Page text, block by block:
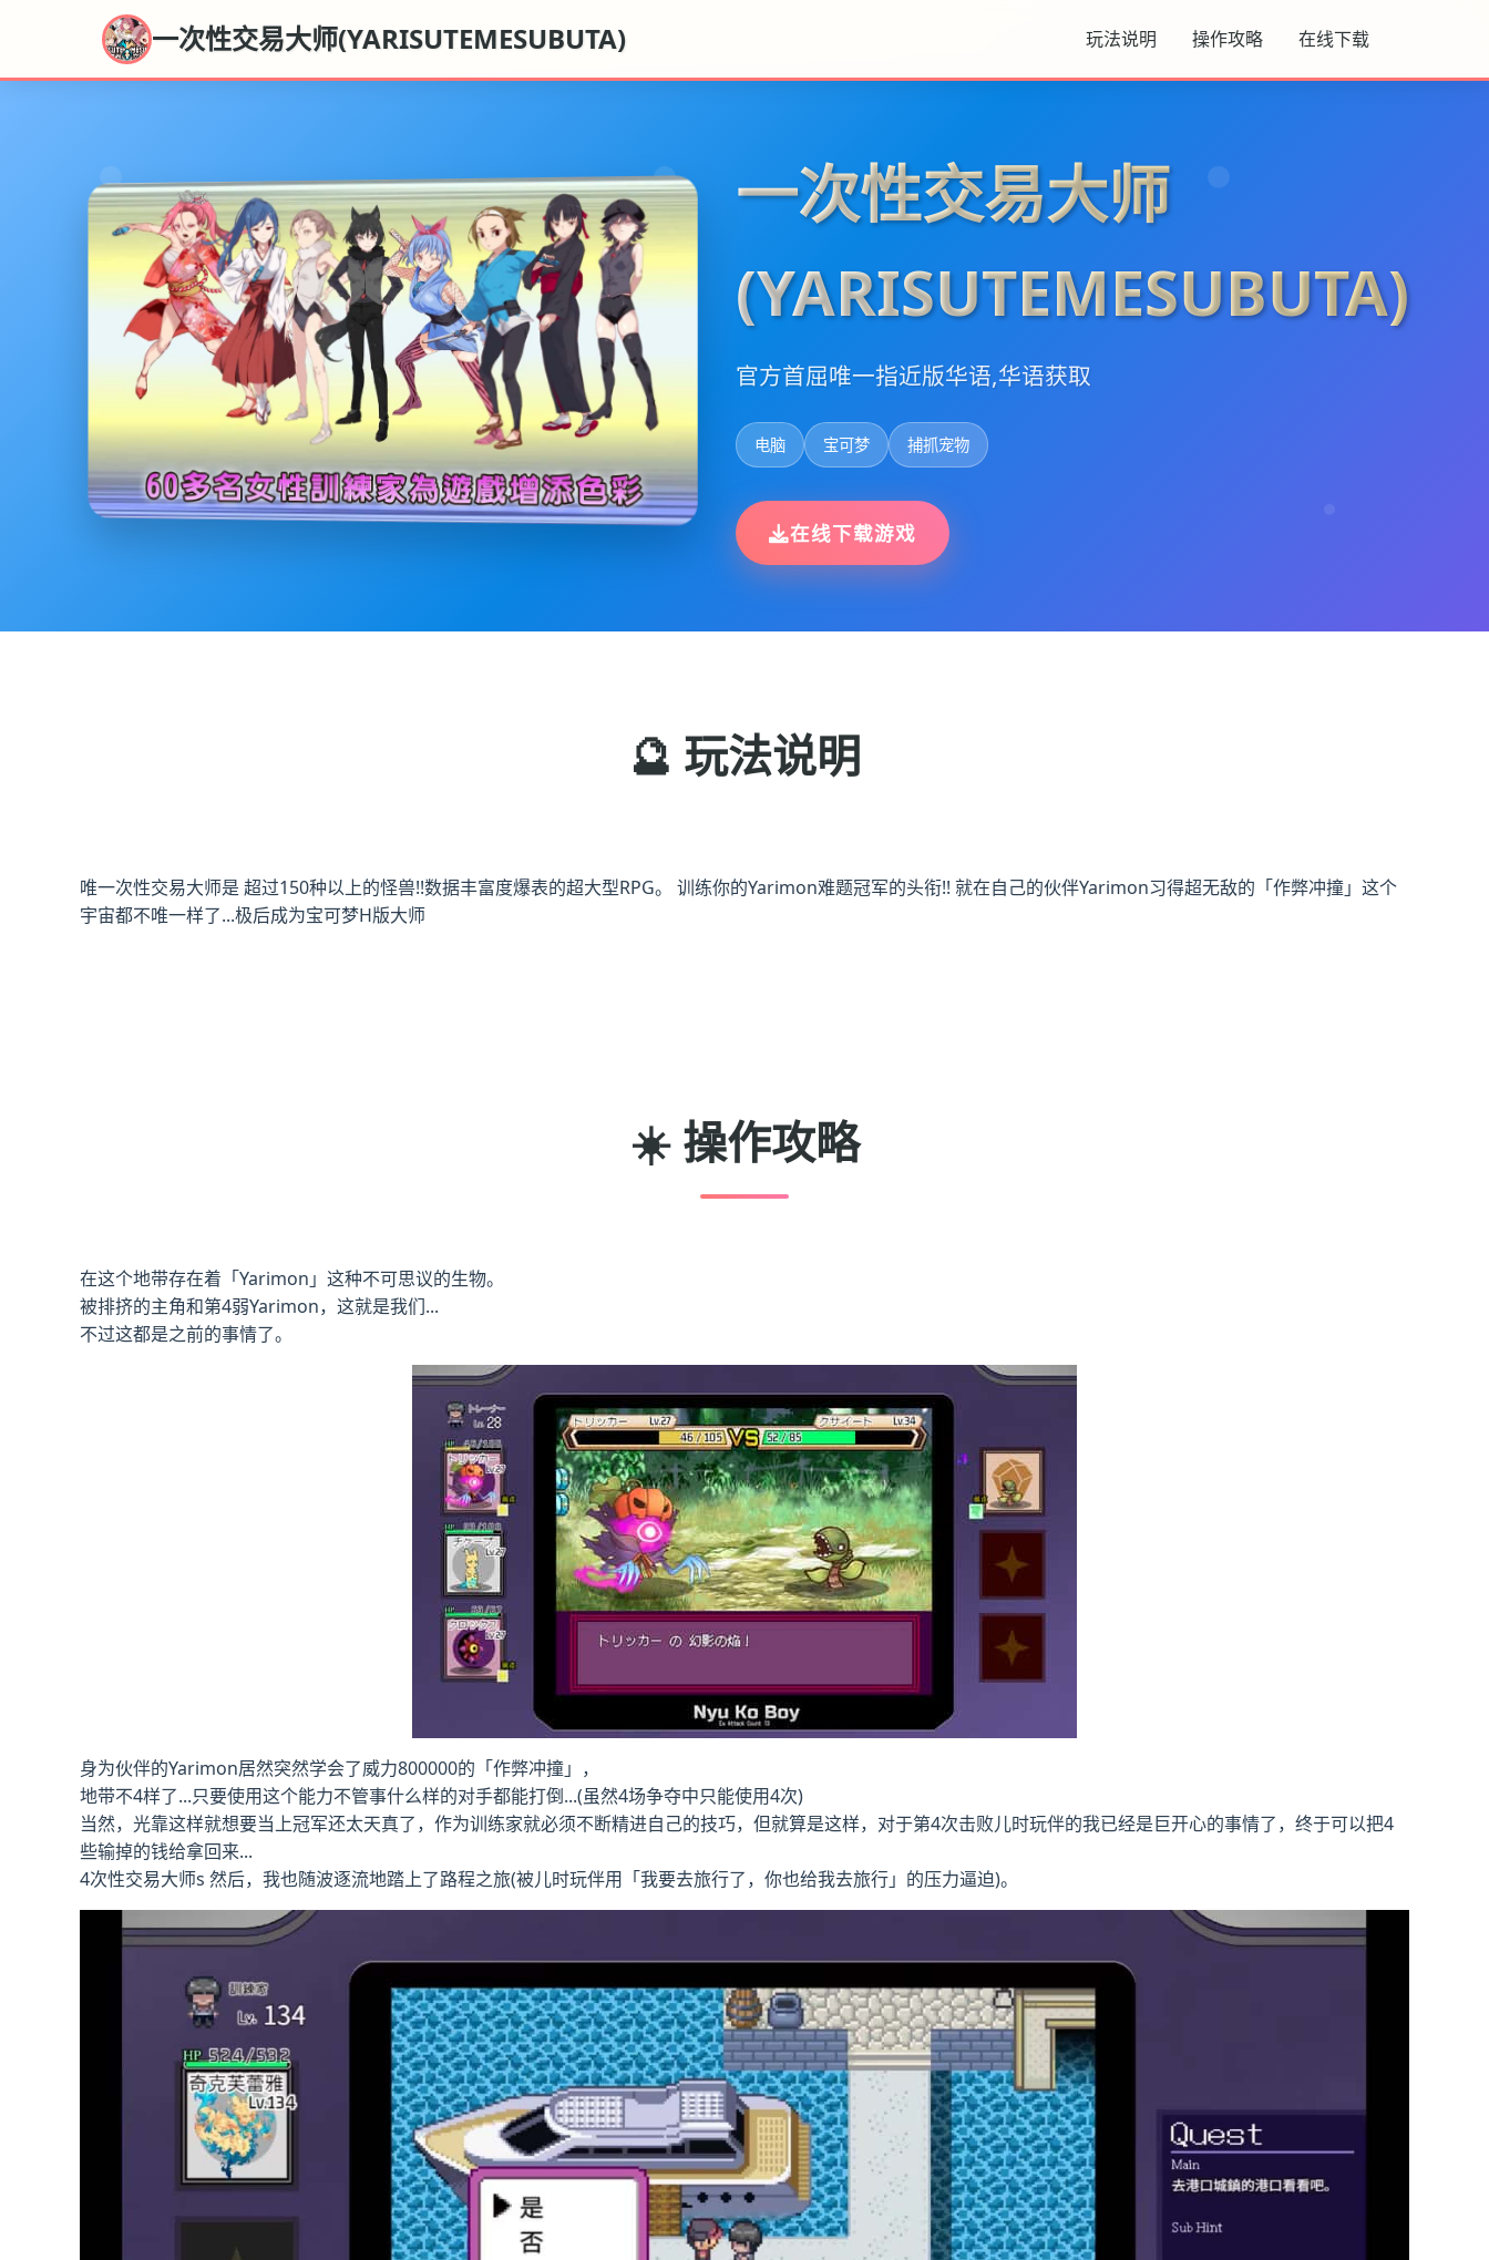
一次性交易大师(YARISUTEMESUBUTA) 玩法说明 操作攻略 在线下载
一次性交易大师
(YARISUTEMESUBUTA)
官方首屈唯一指近版华语,华语获取
电脑 宝可梦 捕抓宠物
在线下载游戏
🔮 玩法说明
唯一次性交易大师是 超过150种以上的怪兽!!数据丰富度爆表的超大型RPG。 训练你的Yarimon难题冠军的头衔!! 就在自己的伙伴Yarimon习得超无敌的「作弊冲撞」这个
宇宙都不唯一样了...极后成为宝可梦H版大师
☀️ 操作攻略
在这个地带存在着「Yarimon」这种不可思议的生物。
被排挤的主角和第4弱Yarimon，这就是我们...
不过这都是之前的事情了。
身为伙伴的Yarimon居然突然学会了威力800000的「作弊冲撞」，
地带不4样了...只要使用这个能力不管事什么样的对手都能打倒...(虽然4场争夺中只能使用4次)
当然，光靠这样就想要当上冠军还太天真了，作为训练家就必须不断精进自己的技巧，但就算是这样，对于第4次击败儿时玩伴的我已经是巨开心的事情了，终于可以把4
些输掉的钱给拿回来...
4次性交易大师s 然后，我也随波逐流地踏上了路程之旅(被儿时玩伴用「我要去旅行了，你也给我去旅行」的压力逼迫)。